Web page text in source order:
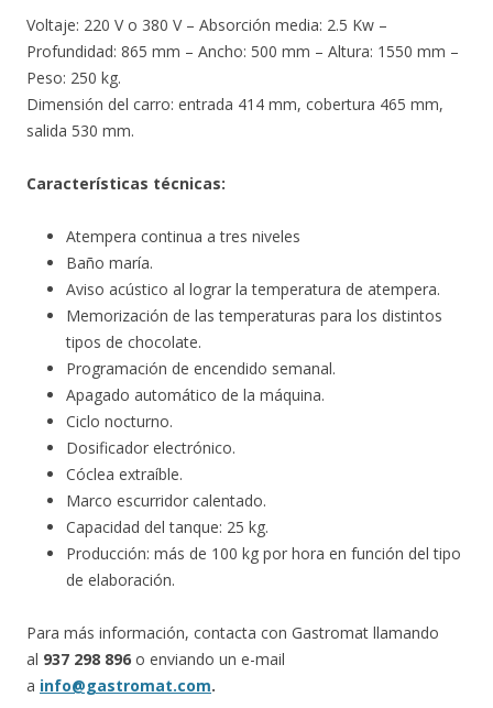
Voltaje: 220 V o 380 V – Absorción media: 2.5 Kw –
Profundidad: 865 mm – Ancho: 500 mm – Altura: 1550 mm –
Peso: 250 kg.
Dimensión del carro: entrada 414 mm, cobertura 465 mm,
salida 530 mm.
Características técnicas:
Atempera continua a tres niveles
Baño maría.
Aviso acústico al lograr la temperatura de atempera.
Memorización de las temperaturas para los distintos
tipos de chocolate.
Programación de encendido semanal.
Apagado automático de la máquina.
Ciclo nocturno.
Dosificador electrónico.
Cóclea extraíble.
Marco escurridor calentado.
Capacidad del tanque: 25 kg.
Producción: más de 100 kg por hora en función del tipo
de elaboración.
Para más información, contacta con Gastromat llamando
al 937 298 896 o enviando un e-mail
a info@gastromat.com.